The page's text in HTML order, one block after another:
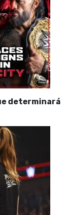
determinará